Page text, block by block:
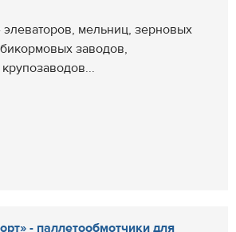
мельниц, зерновых
заводов,
- паллетообмотчики для